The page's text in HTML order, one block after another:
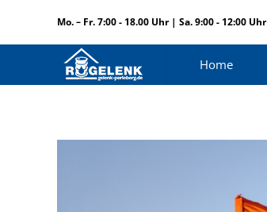
Mo. – Fr. 7:00 - 18.00 Uhr | Sa. 9:00 - 12:00 Uhr
Home